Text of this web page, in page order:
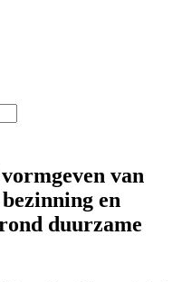
van
en
duurzame